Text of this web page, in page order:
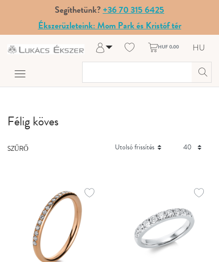
Segíthetünk?+36 70 315 6425
Ékszerüzleteink: Mom Park és Kristóf tér
Belépés
A fiókom
HUF 0.00 HU
Félig köves
SZŰRŐ